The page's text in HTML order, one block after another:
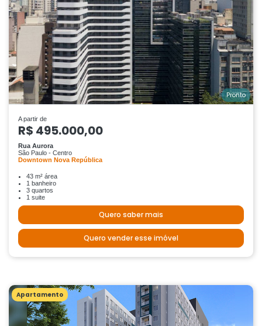
Pronto
A partir de
R$ 495.000,00
Rua Aurora
São Paulo - Centro
Downtown Nova República
43 m² área
1 banheiro
3 quartos
1 suite
Quero saber mais
Quero vender esse imóvel
Apartamento